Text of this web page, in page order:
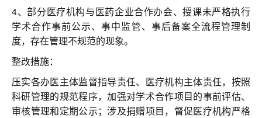
4、部分医疗机构与医药企业合作办会、授课未严格执行
学术合作事前公示、事中监管、事后备案全流程管理制
度，存在管理不规范的现象。
整改措施：
压实各办医主体监督指导责任、医疗机构主体责任，按照
科研管理的规范程序，加强对学术合作项目的事前评估、
审核管理和定期公示；涉及捐赠项目，督促医疗机构严格